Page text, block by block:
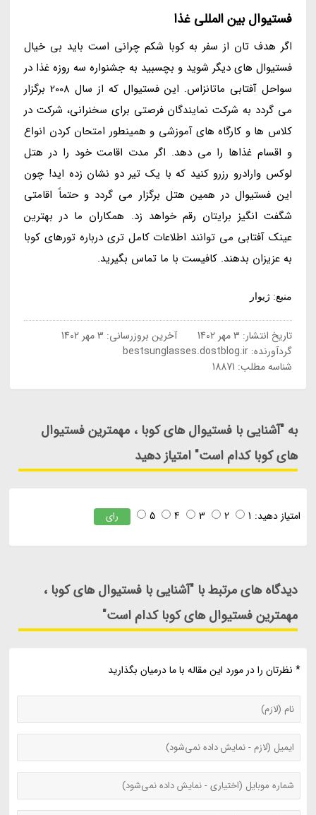
فستیوال بین المللی غذا
اگر هدف تان از سفر به کوبا شکم چرانی است باید بی خیال
فستیوال های دیگر شوید و بچسبید به جشنواره سه روزه غذا در
سواحل آفتابی ماتانزاس. این فستیوال که از سال 2008 برگزار
می گردد به شرکت نمایندگان فرصتی برای سخنرانی، شرکت در
کلاس ها و کارگاه های آموزشی و همینطور امتحان کردن انواع
و اقسام غذاها را می دهد. اگر مدت اقامت خود را در هتل
لوکس وارادرو رزرو کنید که با یک تیر دو نشان زده اید! چون
این فستیوال در همین هتل برگزار می گردد و حتماً اقامتی
شگفت انگیز برایتان رقم خواهد زد. همکاران ما در بهترین
عینک آفتابی می توانند اطلاعات کامل تری درباره تورهای کوبا
به عزیزان بدهند. کافیست با ما تماس بگیرید.
منبع: ژیوار
تاریخ انتشار: 3 مهر 1402 آخرین بروزرسانی: 3 مهر 1402
گردآورنده:bestsunglasses.dostblog.ir
شناسه مطلب: 18871
به "آشنایی با فستیوال های کوبا ، مهمترین فستیوال
های کوبا کدام است" امتیاز دهید
امتیاز دهید: 1
2
3
4
5 رای
دیدگاه های مرتبط با "آشنایی با فستیوال های کوبا ،
مهمترین فستیوال های کوبا کدام است"
* نظرتان را در مورد این مقاله با ما درمیان بگذارید